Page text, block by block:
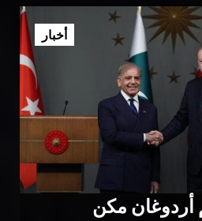
مكن
أخبار